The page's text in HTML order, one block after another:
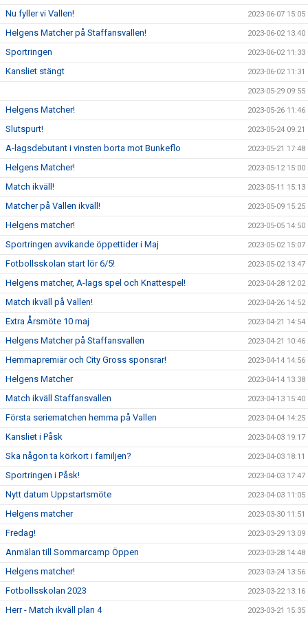
Nu fyller vi Vallen! 2023-06-07 15:05
Helgens Matcher på Staffansvallen! 2023-06-02 13:40
Sportringen 2023-06-02 11:33
Kansliet stängt 2023-06-02 11:31
2023-05-29 09:55
Helgens Matcher! 2023-05-26 11:46
Slutspurt! 2023-05-24 09:21
A-lagsdebutant i vinsten borta mot Bunkeflo 2023-05-21 17:48
Helgens Matcher! 2023-05-12 15:00
Match ikväll! 2023-05-11 15:13
Matcher på Vallen ikväll! 2023-05-09 15:25
Helgens matcher! 2023-05-05 14:50
Sportringen avvikande öppettider i Maj 2023-05-02 15:07
Fotbollsskolan start lör 6/5! 2023-05-02 13:47
Helgens matcher, A-lags spel och Knattespel! 2023-04-28 12:02
Match ikväll på Vallen! 2023-04-26 14:52
Extra Årsmöte 10 maj 2023-04-21 14:54
Helgens Matcher på Staffansvallen 2023-04-21 10:46
Hemmapremiär och City Gross sponsrar! 2023-04-14 14:56
Helgens Matcher 2023-04-14 13:38
Match ikväll Staffansvallen 2023-04-13 15:40
Första seriematchen hemma på Vallen 2023-04-04 14:25
Kansliet i Påsk 2023-04-03 19:17
Ska någon ta körkort i familjen? 2023-04-03 18:11
Sportringen i Påsk! 2023-04-03 17:47
Nytt datum Uppstartsmöte 2023-04-03 11:05
Helgens matcher 2023-03-30 11:51
Fredag! 2023-03-29 13:09
Anmälan till Sommarcamp Öppen 2023-03-28 14:48
Helgens matcher! 2023-03-24 13:56
Fotbollsskolan 2023 2023-03-22 13:16
Herr - Match ikväll plan 4 2023-03-21 15:35